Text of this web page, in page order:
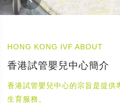
HONG KONG IVF ABOUT
香港試管嬰兒中心簡介
香港試管嬰兒中心的宗旨是提供
生育服務。